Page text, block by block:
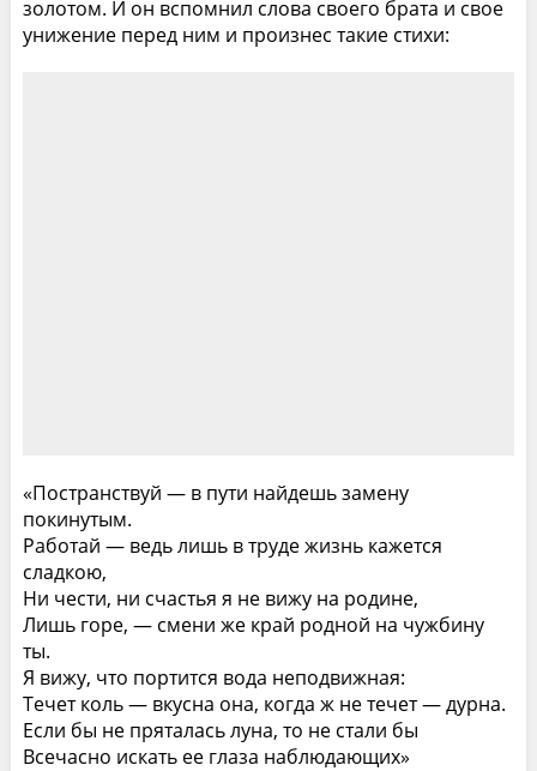
золотом. И он вспомнил слова своего брата и свое
унижение перед ним и произнес такие стихи:
«Постранствуй — в пути найдешь замену
покинутым.
Работай — ведь лишь в труде жизнь кажется
сладкою,
Ни чести, ни счастья я не вижу на родине,
Лишь горе, — смени же край родной на чужбину
ты.
Я вижу, что портится вода неподвижная:
Течет коль — вкусна она, когда ж не течет — дурна.
Если бы не пряталась луна, то не стали бы
Всечасно искать ее глаза наблюдающих»